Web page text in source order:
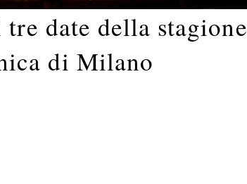
date della stagione
di Milano